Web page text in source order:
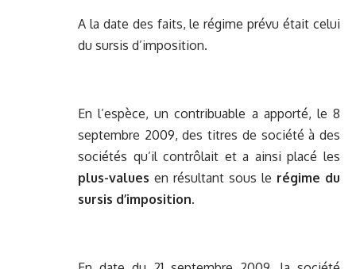
A la date des faits, le régime prévu était celui
du sursis d’imposition.
En l’espèce, un contribuable a apporté, le 8
septembre 2009, des titres de société à des
sociétés qu’il contrôlait et a ainsi placé les
plus-values en résultant sous le régime du
sursis d’imposition.